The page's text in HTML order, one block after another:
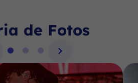
Fotosde Fotos